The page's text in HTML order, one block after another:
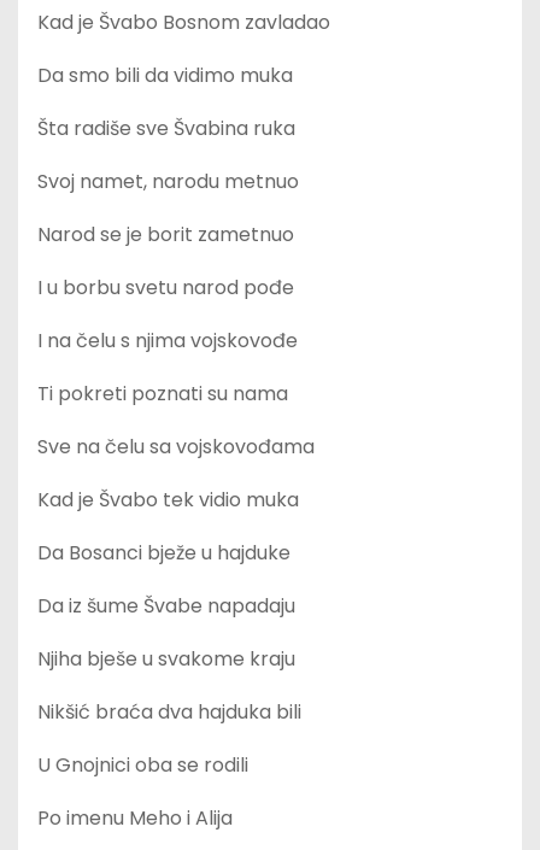
Kad je Švabo Bosnom zavladao
Da smo bili da vidimo muka
Šta radiše sve Švabina ruka
Svoj namet, narodu metnuo
Narod se je borit zametnuo
I u borbu svetu narod pođe
I na čelu s njima vojskovođe
Ti pokreti poznati su nama
Sve na čelu sa vojskovođama
Kad je Švabo tek vidio muka
Da Bosanci bježe u hajduke
Da iz šume Švabe napadaju
Njiha bješe u svakome kraju
Nikšić braća dva hajduka bili
U Gnojnici oba se rodili
Po imenu Meho i Alija